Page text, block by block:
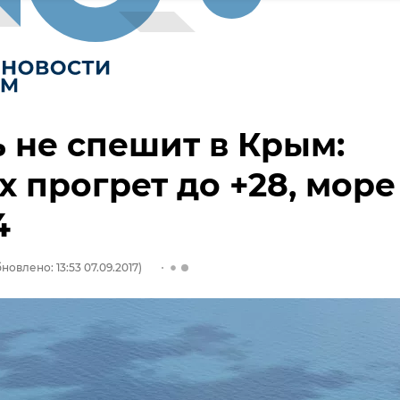
не спешит в Крым:
прогрет до +28, море
13:53 07.09.2017)